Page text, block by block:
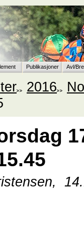
Publikasjoner Avl/
2016